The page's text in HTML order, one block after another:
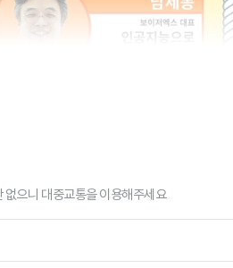
으니 대중교통을 이용해주세요